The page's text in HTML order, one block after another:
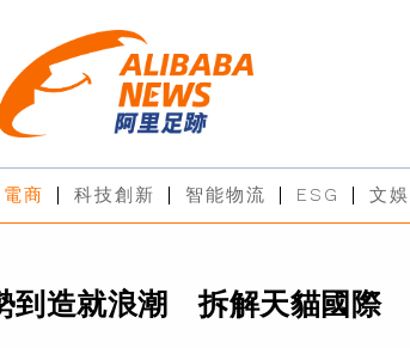
電商 科技創新 智能物流 ESG 文
到造就浪潮 拆解天貓國際